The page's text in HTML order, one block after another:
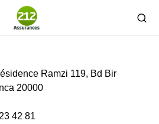
TOUTES
Ramzi 119, Bd Bir
20000
42 81